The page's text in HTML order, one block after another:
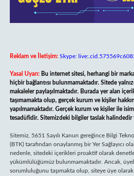
Reklam ve İletişim: Skype:
Yasal Uyarı: Bu internet sitesi, herhangi bir
hiçbir bağlantısı bulunmamaktadır. Sitede
makaleler paylaşılmaktadır. Burada yer alan
taşımamakta olup, gerçek kurum ve kişiler
yapılmamaktadır. Gerçek kurum ve kişiler ile
tesadüfidir. Sitemizdeki bilgiler taslak halindedir
Sitemiz, 5651 Sayılı Kanun gereğince Bilgi
(BTK) tarafından onaylanmış bir Yer Sağlayıcı
nedenle, sitedeki içerikleri proaktif olarak
yükümlülüğümüz bulunmamaktadır. Ancak,
sorumluluğunu taşımakta olup, siteye üye